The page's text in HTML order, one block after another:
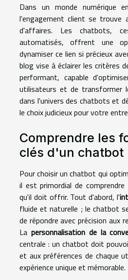
Dans un monde numérique
l'engagement client se
d'affaires. Les chatbots,
automatisés, offrent une
dynamiser ce lien si précieux
blog vise à éclairer les critères
performant, capable
utilisateurs et de transformer
dans l'univers des chatbots et
le choix judicieux pour votre
Comprendre les
clés d'un chatbot
Pour choisir un chatbot qui
il est primordial de
qu'il doit offrir. Tout d'abord, l'
fluide et naturelle ; le chatbot
de répondre avec précision aux
La personnalisation de la
centrale : un chatbot doit
et aux préférences de chaque
expérience unique et mémorable.